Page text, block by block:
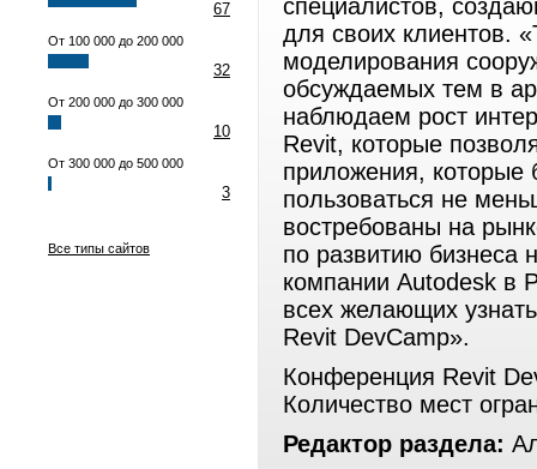
67
От 100 000 до 200 000
32
От 200 000 до 300 000
10
От 300 000 до 500 000
3
Все типы сайтов
специалистов,
для своих клиентов.
моделирования
обсуждаемых тем в
наблюдаем рост
Revit, которые
приложения, которые
пользоваться не
востребованы на
по развитию бизнеса
компании Autodesk
всех желающих
Revit DevCamp».
Конференция Revit
Количество мест
Редактор раздела: